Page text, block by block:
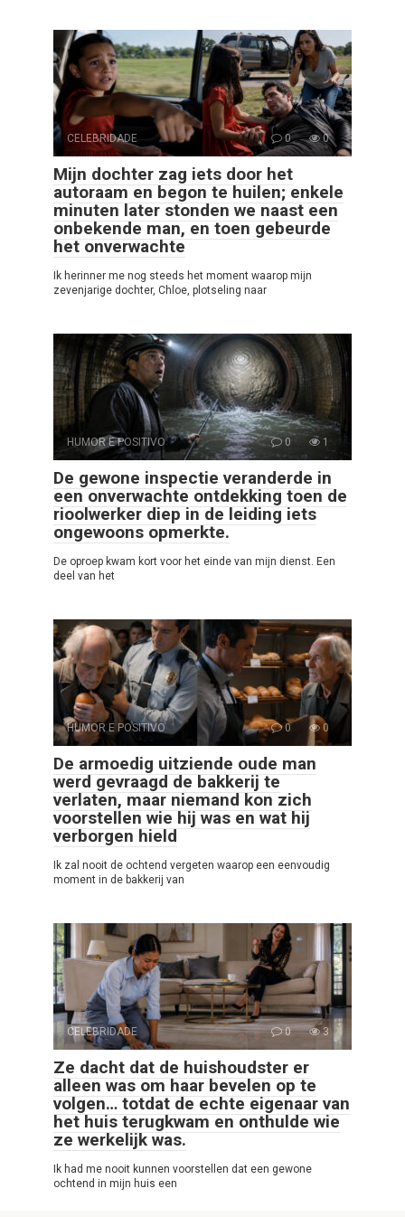
CELEBRIDADE 0 0
Mijn dochter zag iets door het
autoraam en begon te huilen; enkele
minuten later stonden we naast een
onbekende man, en toen gebeurde
het onverwachte
Ik herinner me nog steeds het moment waarop mijn
zevenjarige dochter, Chloe, plotseling naar
HUMOR E POSITIVO 0 1
De gewone inspectie veranderde in
een onverwachte ontdekking toen de
rioolwerker diep in de leiding iets
ongewoons opmerkte.
De oproep kwam kort voor het einde van mijn dienst. Een
deel van het
HUMOR E POSITIVO 0 0
De armoedig uitziende oude man
werd gevraagd de bakkerij te
verlaten, maar niemand kon zich
voorstellen wie hij was en wat hij
verborgen hield
Ik zal nooit de ochtend vergeten waarop een eenvoudig
moment in de bakkerij van
CELEBRIDADE 0 3
Ze dacht dat de huishoudster er
alleen was om haar bevelen op te
volgen… totdat de echte eigenaar van
het huis terugkwam en onthulde wie
ze werkelijk was.
Ik had me nooit kunnen voorstellen dat een gewone
ochtend in mijn huis een